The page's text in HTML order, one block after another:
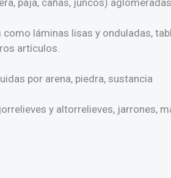
paja, cañas, juncos)
láminas lisas y onduladas,
artículos.
por arena, piedra, sustancia
y altorrelieves, jarrones,